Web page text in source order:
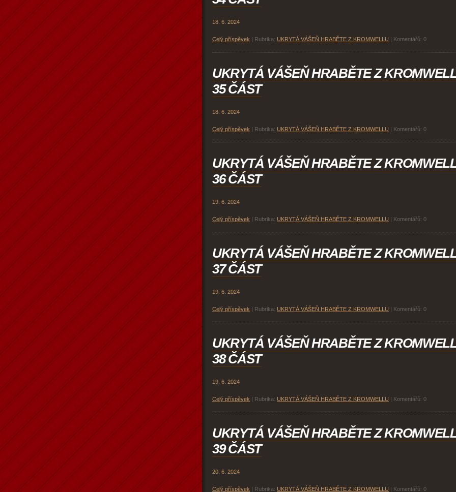
18. 6. 2024
Celý příspěvek | Rubrika: UKRYTÁ VÁŠEŇ HRABĚTE Z KROMWELLU | Komentářů: 0
UKRYTÁ VÁŠEŇ HRABĚTE Z
35 ČÁST
18. 6. 2024
Celý příspěvek | Rubrika: UKRYTÁ VÁŠEŇ HRABĚTE Z KROMWELLU | Komentářů: 0
UKRYTÁ VÁŠEŇ HRABĚTE Z
36 ČÁST
19. 6. 2024
Celý příspěvek | Rubrika: UKRYTÁ VÁŠEŇ HRABĚTE Z KROMWELLU | Komentářů: 0
UKRYTÁ VÁŠEŇ HRABĚTE Z
37 ČÁST
19. 6. 2024
Celý příspěvek | Rubrika: UKRYTÁ VÁŠEŇ HRABĚTE Z KROMWELLU | Komentářů: 0
UKRYTÁ VÁŠEŇ HRABĚTE Z
38 ČÁST
19. 6. 2024
Celý příspěvek | Rubrika: UKRYTÁ VÁŠEŇ HRABĚTE Z KROMWELLU | Komentářů: 0
UKRYTÁ VÁŠEŇ HRABĚTE Z
39 ČÁST
20. 6. 2024
Celý příspěvek | Rubrika: UKRYTÁ VÁŠEŇ HRABĚTE Z KROMWELLU | Komentářů: 0